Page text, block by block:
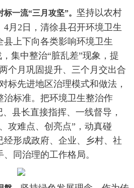
一流“三月攻坚”。 坚持以农村
4月2日，清徐县召开环境卫生
上下向各类影响环境卫生
集中整治“脏乱差”现象，提
个月巩固提升、三个月交出合
标先进地区治理模式和做法，
治标准。把环境卫生整治作
县长直接指挥、一线督导，
攻难点、创亮点”，动真碰
经形成政府、企业、乡村、社
同治理的工作格局。